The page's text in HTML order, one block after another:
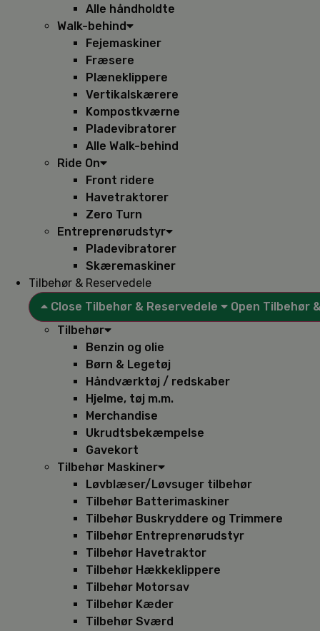
Alle håndholdte
Walk-behind
Fejemaskiner
Fræsere
Plæneklippere
Vertikalskærere
Kompostkværne
Pladevibratorer
Alle Walk-behind
Ride On
Front ridere
Havetraktorer
Zero Turn
Entreprenørudstyr
Pladevibratorer
Skæremaskiner
Tilbehør & Reservedele
Close Tilbehør & Reservedele
Open Tilbehør
Tilbehør
Benzin og olie
Børn & Legetøj
Håndværktøj / redskaber
Hjelme, tøj m.m.
Merchandise
Ukrudtsbekæmpelse
Gavekort
Tilbehør Maskiner
Løvblæser/Løvsuger tilbehør
Tilbehør Batterimaskiner
Tilbehør Buskryddere og Trimmere
Tilbehør Entreprenørudstyr
Tilbehør Havetraktor
Tilbehør Hækkeklippere
Tilbehør Motorsav
Tilbehør Kæder
Tilbehør Sværd